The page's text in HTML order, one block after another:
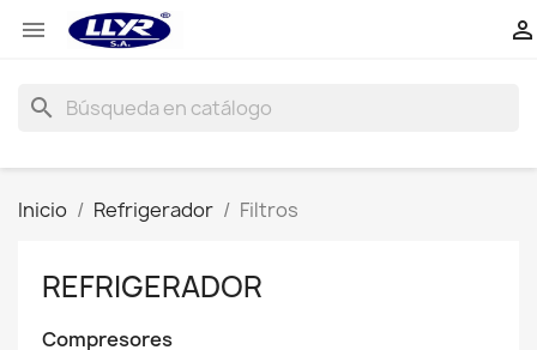
 
search
Inicio Refrigerador Filtros
REFRIGERADOR
Compresores